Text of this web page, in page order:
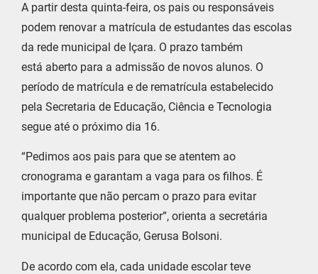
A partir desta quinta-feira, os pais ou responsáveis
podem renovar a matrícula de estudantes das escolas
da rede municipal de Içara. O prazo também
está aberto para a admissão de novos alunos. O
período de matrícula e de rematrícula estabelecido
pela Secretaria de Educação, Ciência e Tecnologia
segue até o próximo dia 16.
“Pedimos aos pais para que se atentem ao
cronograma e garantam a vaga para os filhos. É
importante que não percam o prazo para evitar
qualquer problema posterior”, orienta a secretária
municipal de Educação, Gerusa Bolsoni.
De acordo com ela, cada unidade escolar teve